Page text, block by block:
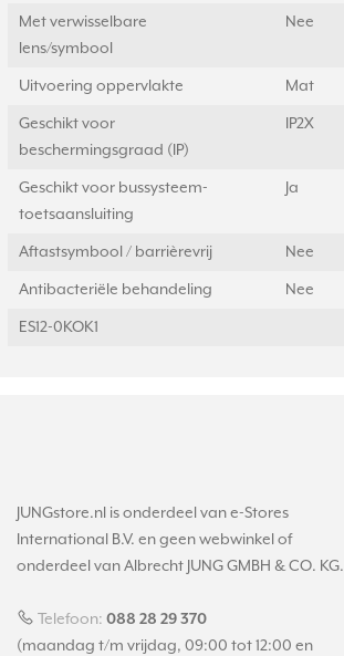
Met verwisselbare
lens/symbool
Nee
Uitvoering oppervlakte Mat
Geschikt voor
beschermingsgraad (IP)
IP2X
Geschikt voor bussysteem-
toetsaansluiting
Ja
Aftastsymbool / barrièrevrij Nee
Antibacteriële behandeling Nee
ES12-0KOK1
JUNGstore.nl is onderdeel van e-Stores
International B.V. en geen webwinkel of
onderdeel van Albrecht JUNG GMBH & CO. KG.
Telefoon: 088 28 29 370
(maandag t/m vrijdag, 09:00 tot 12:00 en